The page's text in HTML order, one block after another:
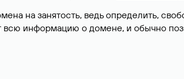
на занятость, ведь определить,
информацию о домене, и обычно